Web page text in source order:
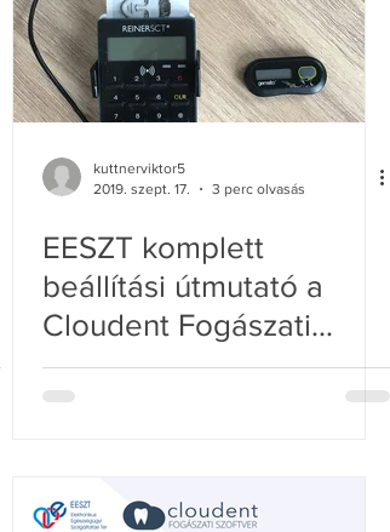
kuttnerviktor5
2019. szept. 17.
3 perc olvasás
EESZT komplett
beállítási útmutató a
Cloudent Fogászati
Szoftverben